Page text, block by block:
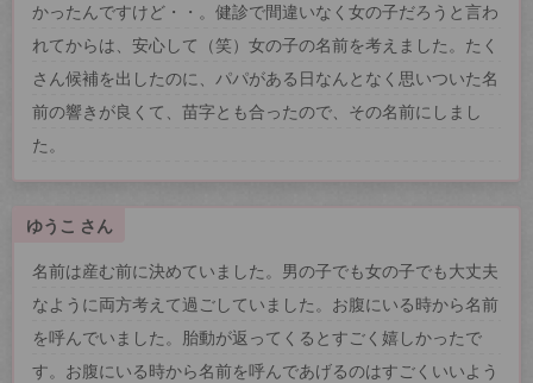
かったんですけど・・。健診で間違いなく女の子だろうと言わ
れてからは、安心して（笑）女の子の名前を考えました。たく
さん候補を出したのに、パパがある日なんとなく思いついた名
前の響きが良くて、苗字とも合ったので、その名前にしまし
た。
ゆうこ さん
名前は産む前に決めていました。男の子でも女の子でも大丈夫
なように両方考えて過ごしていました。お腹にいる時から名前
を呼んでいました。胎動が返ってくるとすごく嬉しかったで
す。お腹にいる時から名前を呼んであげるのはすごくいいよう